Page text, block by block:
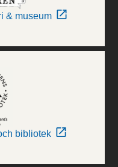
& museum
bibliotek